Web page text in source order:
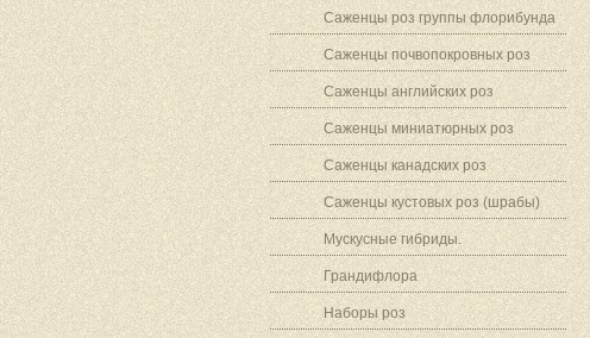
Саженцы роз группы флорибунда
Саженцы почвопокровных роз
Саженцы английских роз
Саженцы миниатюрных роз
Саженцы канадских роз
Саженцы кустовых роз (шрабы)
Мускусные гибриды.
Грандифлора
Наборы роз